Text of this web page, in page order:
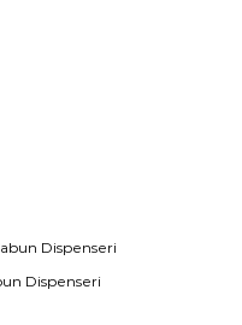
Dispenseri
Dispenseri